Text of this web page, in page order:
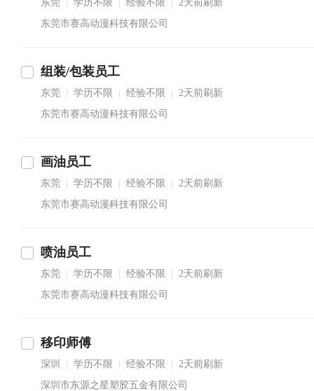
东莞 学历不限 经验不限
2天前刷新
东莞市赛高动漫科技有限公司
组装/包装员工
东莞 学历不限 经验不限
2天前刷新
东莞市赛高动漫科技有限公司
画油员工
东莞 学历不限 经验不限
2天前刷新
东莞市赛高动漫科技有限公司
喷油员工
东莞 学历不限 经验不限
2天前刷新
东莞市赛高动漫科技有限公司
移印师傅
深圳 学历不限 经验不限
2天前刷新
深圳市东源之星塑胶五金有限公司